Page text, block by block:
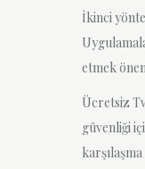
İkinci
etmek
Ücretsiz
güvenliği